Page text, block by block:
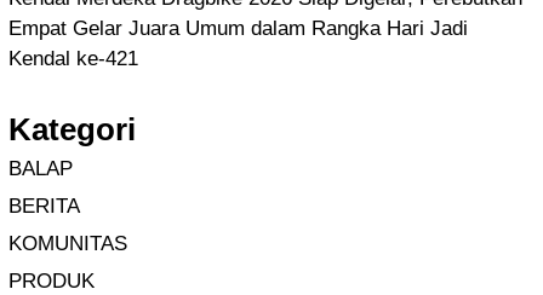
Empat Gelar Juara Umum dalam Rangka Hari Jadi
Kendal ke-421
Kategori
BALAP
BERITA
KOMUNITAS
PRODUK